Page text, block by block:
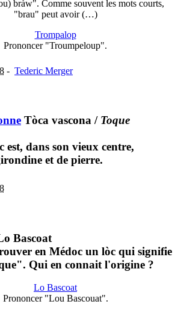
bràw". Comme souvent les mots courts,
"brau" peut avoir (…)
Trompalop
Prononcer "Troumpeloup".
- Tederic Merger
Tòca vascona / Toque
est, dans son vieux centre,
et de pierre.
Bascoat
en Médoc un lòc qui signifie
Qui en connait l'origine ?
Lo Bascoat
Prononcer "Lou Bascouat".